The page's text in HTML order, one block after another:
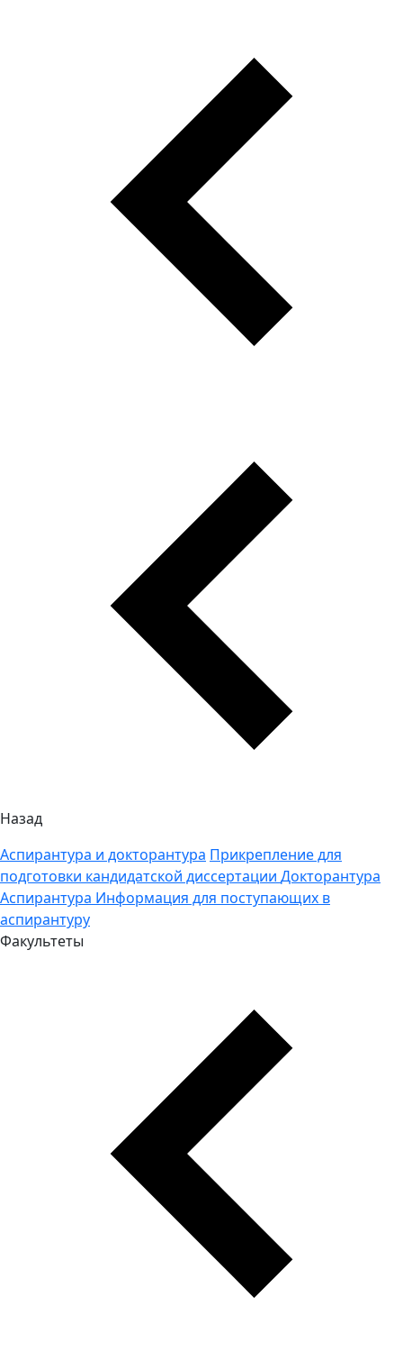
Назад
Аспирантура и докторантура Прикрепление для
подготовки кандидатской диссертации Докторантура
Аспирантура Информация для поступающих в
аспирантуру
Факультеты